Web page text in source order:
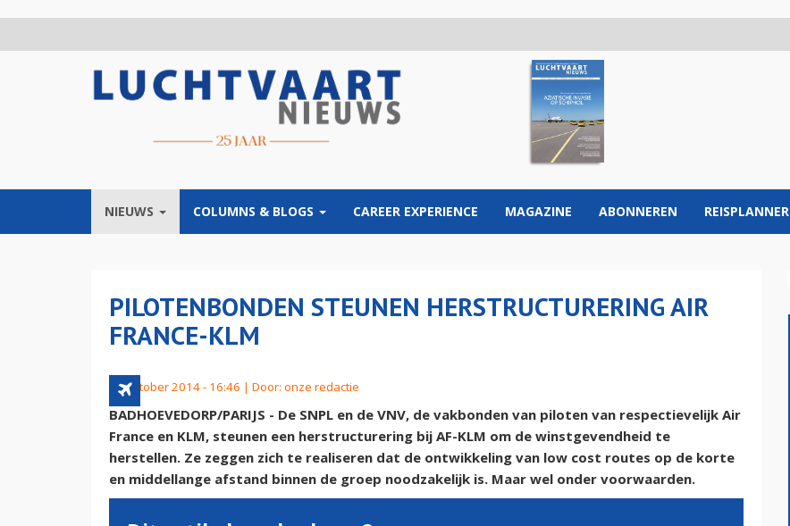
NIEUWS COLUMNS & BLOGS CAREER EXPERIENCE MAGAZINE ABONNEREN REISPLANNER
PILOTENBONDEN STEUNEN HERSTRUCTURERING AIR
FRANCE-KLM
29 oktober 2014 - 16:46 | Door: onze redactie
BADHOEVEDORP/PARIJS - De SNPL en de VNV, de vakbonden van piloten van respectievelijk Air
France en KLM, steunen een herstructurering bij AF-KLM om de winstgevendheid te
herstellen. Ze zeggen zich te realiseren dat de ontwikkeling van low cost routes op de korte
en middellange afstand binnen de groep noodzakelijk is. Maar wel onder voorwaarden.